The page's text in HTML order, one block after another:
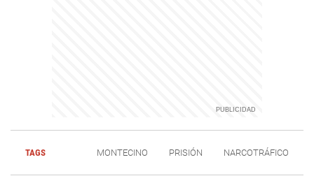
TAGS MONTECINO PRISIÓN NARCOTRÁFICO